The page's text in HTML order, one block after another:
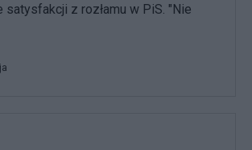
satysfakcji z rozłamu w PiS. "Nie